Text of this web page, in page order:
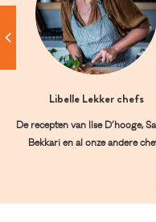
Libelle Lekker chefs
De recepten van Ilse D’hooge,
Bekkari en al onze andere